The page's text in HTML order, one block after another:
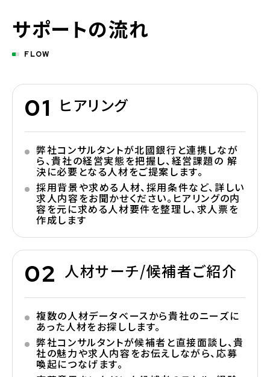
サポートの流れ
FLOW
ヒアリング
弊社コンサルタントが北國銀行と連携しなが
ら、貴社の経営実態を把握し、経営課題の 解
決に必要となる人材をご提案します。
採用背景や求める人材、採用条件など、詳しい
求人内容をお聞かせください。ヒアリングの内
容を元に求める人材要件を整理し、求人票を
作成します
人材サーチ/候補者ご紹介
複数の人材データベースから貴社のニーズに
あった人材をお探しします。
弊社コンサルタントが候補者と直接面談し、貴
社の魅力や求人内容をお伝えしながら、応募
喚起につなげます。